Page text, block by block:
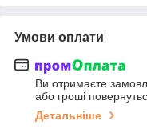
Умови оплати
Ви отримаєте
або гроші
Детальніше